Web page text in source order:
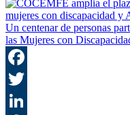
Un centenar de personas
las Mujeres con